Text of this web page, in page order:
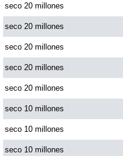
seco 20 millones
seco 20 millones
seco 20 millones
seco 20 millones
seco 20 millones
seco 10 millones
seco 10 millones
seco 10 millones